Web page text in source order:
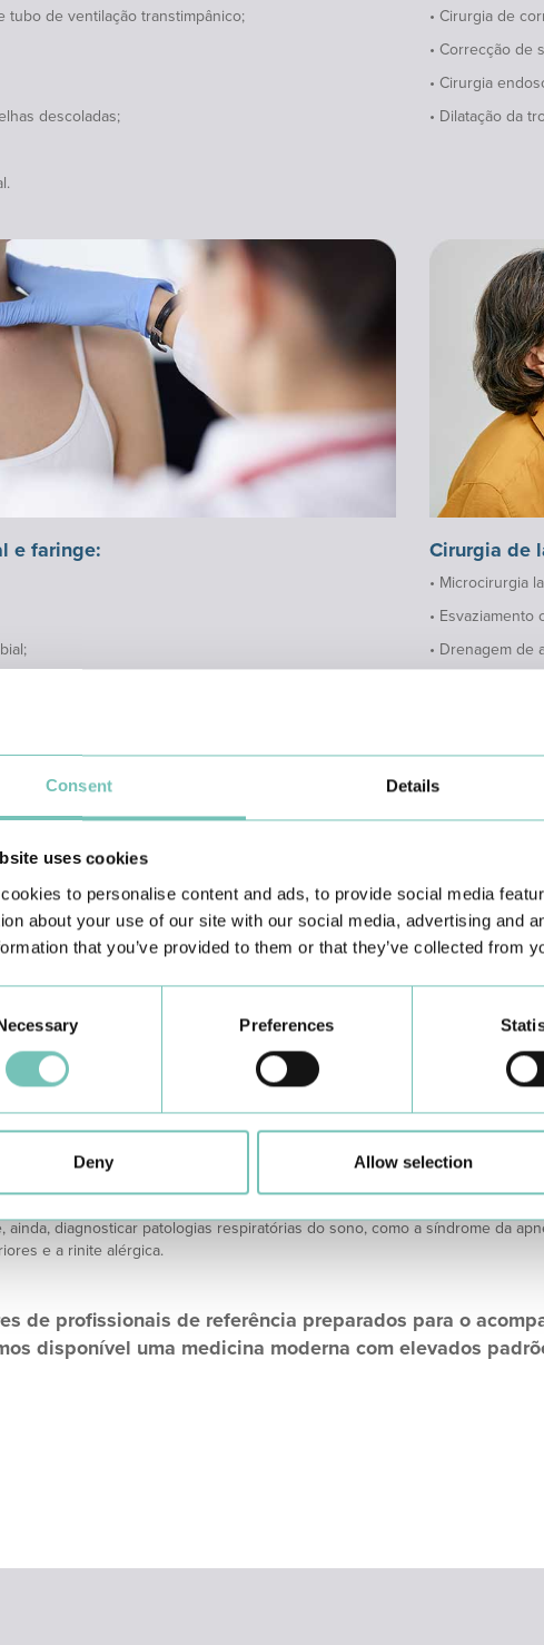
Consent Details
uses cookies
to personalise content and ads, to provide social media
about your use of our site with our social media, advertising and
that you’ve provided to them or that they’ve collected from
Preferences
Deny Allow selection
tubo de ventilação transtimpânico;
descoladas;
• Cirurgia de
• Correcção de
• Cirurgia
• Dilatação da
e faringe: Cirurgia de
• Microcirurgia
• Esvaziamento
• Drenagem de
por vezes é necessário efetuar alguns exames:
Impedanciometria com Timpograma; Potenciais Auditivos Evocados do
Endoscopia Nasal e Endoscopia Laríngea e Exames de vertigem.
diagnosticadas pelos otorrinolaringologistas incluem:
otites, perfuração
alterações da voz (rouquidão), surdez ou perda de audição,
na boca e língua, sangramento do nariz e alterações da voz são
de um otorrinolaringologista. Estes sintomas, podem levar ao
ainda, diagnosticar patologias respiratórias do sono, como a síndrome da
e a rinite alérgica.
de profissionais de referência preparados para o
disponível uma medicina moderna com elevados